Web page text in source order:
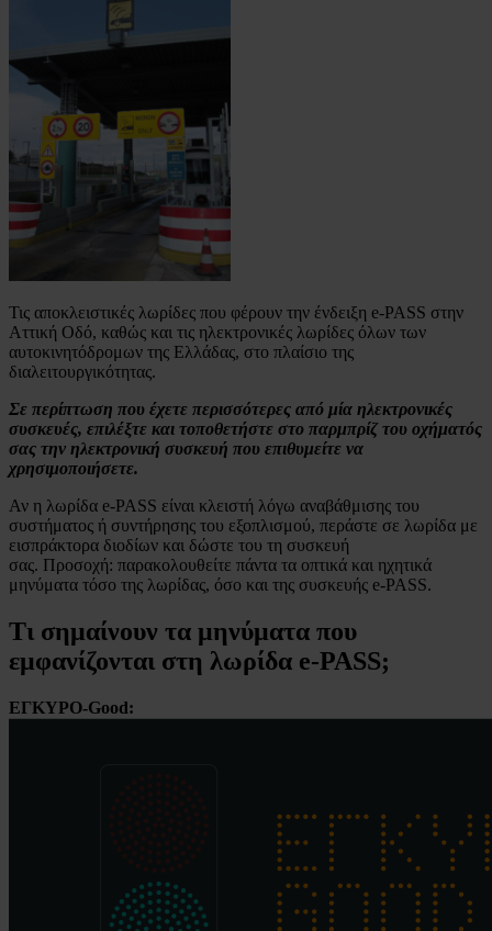
Τις αποκλειστικές λωρίδες που φέρουν την ένδειξη e-PASS στην
Αττική Οδό, καθώς και τις ηλεκτρονικές λωρίδες όλων των
αυτοκινητόδρομων της Ελλάδας, στο πλαίσιο της
διαλειτουργικότητας.
Σε περίπτωση που έχετε περισσότερες από μία ηλεκτρονικές
συσκευές, επιλέξτε και τοποθετήστε στο παρμπρίζ του οχήματός
σας την ηλεκτρονική συσκευή που επιθυμείτε να
χρησιμοποιήσετε.
Αν η λωρίδα e-PASS είναι κλειστή λόγω αναβάθμισης του
συστήματος ή συντήρησης του εξοπλισμού, περάστε σε λωρίδα με
εισπράκτορα διοδίων και δώστε του τη συσκευή
σας. Προσοχή: παρακολουθείτε πάντα τα οπτικά και ηχητικά
μηνύματα τόσο της λωρίδας, όσο και της συσκευής e-PASS.
Tι σημαίνουν τα μηνύματα που
εμφανίζονται στη λωρίδα e-PASS;
ΕΓΚΥΡΟ-Good: